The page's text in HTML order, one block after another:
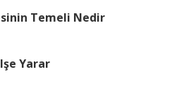
Temeli Nedir
Yarar